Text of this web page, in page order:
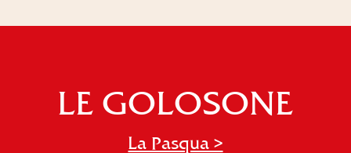
LE GOLOSONE
La Pasqua >